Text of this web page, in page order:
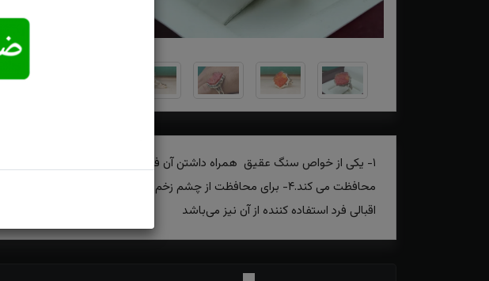
امکان تحویل
اکسپرس
اقبالی فرد استفاده کننده از آن نیز می‌باشد